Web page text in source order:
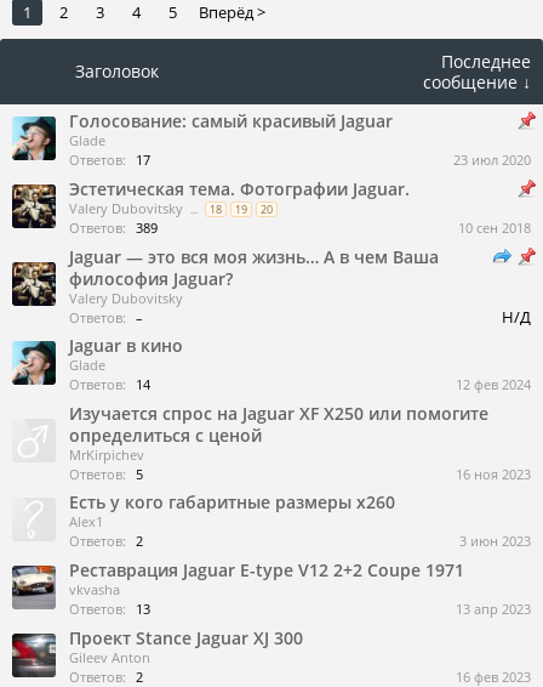
1 2 3 4 5 Вперёд >
Заголовок
Последнее
сообщение ↓
Голосование: самый красивый Jaguar
Glade
Ответов:
17 23 июл 2020
Эстетическая тема. Фотографии Jaguar.
Valery Dubovitsky ... 18 19 20
Ответов: 389 10 сен 2018
Jaguar — это вся моя жизнь… А в чем Ваша
философия Jaguar?
Valery Dubovitsky
Ответов: – Н/Д
Jaguar в кино
Glade
Ответов:
14 12 фев 2024
Изучается спрос на Jaguar XF X250 или помогите
определиться с ценой
MrKirpichev
Ответов: 5 16 ноя 2023
Есть у кого габаритные размеры x260
Alex1
Ответов: 2 3 июн 2023
Реставрация Jaguar E-type V12 2+2 Coupe 1971
vkvasha
Ответов:
13 13 апр 2023
Проект Stance Jaguar XJ 300
Gileev Anton
Ответов: 2 16 фев 2023